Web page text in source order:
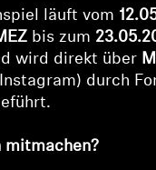
& Zubehör
läuft vom
bis zum
wird direkt über
durch
mitmachen?